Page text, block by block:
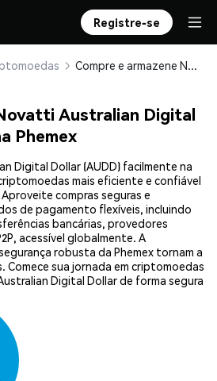
Registre-se
Compre e armazene Novatti Australian Digital Dollar (AUDD) com segurança
Australian Digital
Phemex
Digital Dollar (AUDD) facilmente na
mais eficiente e confiável
compras seguras e
de pagamento flexíveis, incluindo
bancárias, provedores
acessível globalmente. A
robusta da Phemex tornam a
Comece sua jornada em criptomoedas
Digital Dollar de forma segura